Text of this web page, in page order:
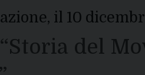
il 10
del